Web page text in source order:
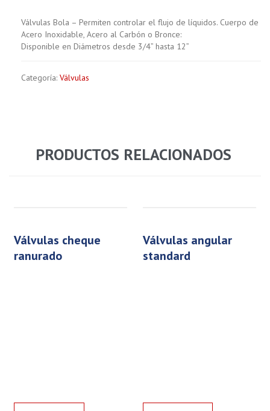
Válvulas Bola – Permiten controlar el flujo de líquidos. Cuerpo de
Acero Inoxidable, Acero al Carbón o Bronce:
Disponible en Diámetros desde 3/4” hasta 12”
Categoría: Válvulas
PRODUCTOS RELACIONADOS
válvulas cheque
ranurado
válvulas angular
standard